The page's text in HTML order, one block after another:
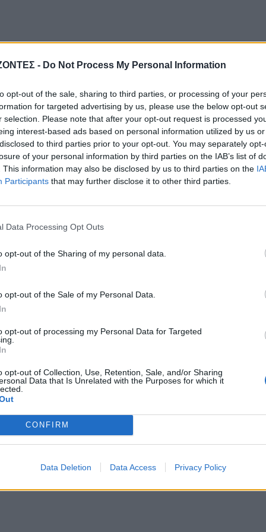
- Do Not Process My Personal Information
opt-out of the sale, sharing to third parties, or processing of your
for targeted advertising by us, please use the below opt-out
selection. Please note that after your opt-out request is processed
interest-based ads based on personal information utilized by us
to third parties prior to your opt-out. You may separately
of your personal information by third parties on the IAB’s list of
This information may also be disclosed by us to third parties on the
Participants that may further disclose it to other third parties.
Data Processing Opt Outs
opt-out of the Sharing of my personal data.
opt-out of the Sale of my Personal Data.
opt-out of processing my Personal Data for Targeted
opt-out of Collection, Use, Retention, Sale, and/or Sharing
Data that Is Unrelated with the Purposes for which it
CONFIRM
Data Deletion Data Access Privacy Policy
Απαραίτητη προϋπόθεση η αποστολή της βεβαίωσης εγγραφής
της σχολής τους στην αρμόδια υπηρεσία “Minoan Lines Bonus
μέλη της μεγάλης οικογένειας των ΜΙΝΩΙΚΩΝ ΓΡΑΜΜΩΝ και
προσφορές στα εισιτήρια, στις αγορές από τα καταστήματα και
και τα μπαρ των πλοίων της εταιρείας. Για περισσότερες
Club” όλοι οι ενδιαφερόμενοι μπορούν να συμβουλευτούν την
απευθυνθούν στην αρμόδια υπηρεσία “Minoan Lines Bonus Club” στα
09.00 – 17.00 ή στο e-mail:
ΦΟΙΤΗΤΙΚΕΣ ΕΚΠΤΩΣΕΙΣ ΣΕ ΟΛΟΥΣ ΤΟΥΣ ΦΟΙΤΗΤΕΣ
οι ΜΙΝΩΙΚΕΣ ΓΡΑΜΜΕΣ χορηγούν ειδικές φοιτητικές
Σχολών, Σχολών Εμπορικού Ναυτικού, ΤΕΙ, Ελληνικού
ΑΕΙ Εξωτερικού, Κατόχους Διεθνούς Φοιτητικής
φοιτητές).
ή έκδοση εισιτηρίων, οι ενδιαφερόμενοι μπορούν να
πράκτορα, στα Κεντρικά Πρακτορεία των ΜΙΝΩΙΚΩΝ ΓΡΑΜΜΩΝ,
(από σταθερό τηλέφωνο) & 18175 (από σταθερό ή κινητό
.